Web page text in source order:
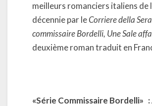
meilleurs romanciers italiens de
décennie par leCorriere della Sera
commissaire Bordelli, Une Sale
deuxième roman traduit en
«Série Commissaire Bordelli» :